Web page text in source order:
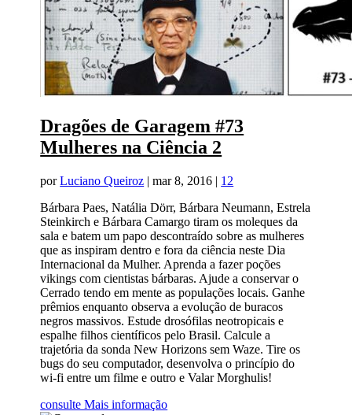
Dragões de Garagem #73
Mulheres na Ciência 2
porLuciano Queiroz |mar 8, 2016 | 12
Bárbara Paes, Natália Dörr, Bárbara Neumann, Estrela
Steinkirch e Bárbara Camargo tiram os moleques da
sala e batem um papo descontraído sobre as mulheres
que as inspiram dentro e fora da ciência neste Dia
Internacional da Mulher. Aprenda a fazer poções
vikings com cientistas bárbaras. Ajude a conservar o
Cerrado tendo em mente as populações locais. Ganhe
prêmios enquanto observa a evolução de buracos
negros massivos. Estude drosófilas neotropicais e
espalhe filhos científicos pelo Brasil. Calcule a
trajetória da sonda New Horizons sem Waze. Tire os
bugs do seu computador, desenvolva o princípio do
wi-fi entre um filme e outro e Valar Morghulis!
consulte Mais informação